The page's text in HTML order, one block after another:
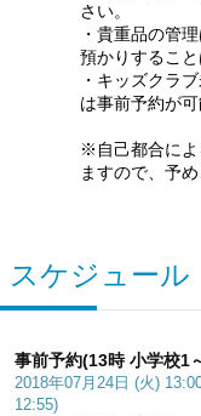
さい。
・貴重品の管
預かりすること
・キッズクラ
は事前予約が可
※自己都合によ
ますので、予め
スケジュール
事前予約(13時 小学校1
2018年07月24日 (火)
12:55)